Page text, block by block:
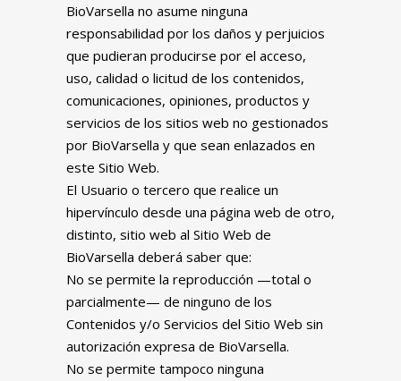
BioVarsella no asume ninguna
responsabilidad por los daños y perjuicios
que pudieran producirse por el acceso,
uso, calidad o licitud de los contenidos,
comunicaciones, opiniones, productos y
servicios de los sitios web no gestionados
por BioVarsella y que sean enlazados en
este Sitio Web.
El Usuario o tercero que realice un
hipervínculo desde una página web de otro,
distinto, sitio web al Sitio Web de
BioVarsella deberá saber que:
No se permite la reproducción —total o
parcialmente— de ninguno de los
Contenidos y/o Servicios del Sitio Web sin
autorización expresa de BioVarsella.
No se permite tampoco ninguna